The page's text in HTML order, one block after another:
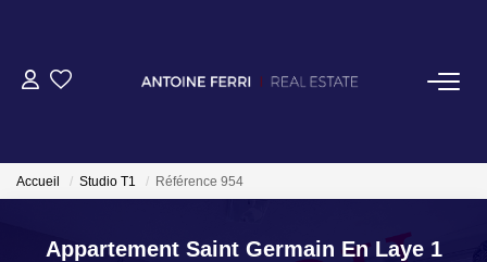
ACHETER
Accueil Studio T1 Référence 954
Appartement Saint Germain En Laye 1